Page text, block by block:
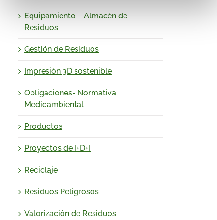
Equipamiento – Almacén de
Residuos
Gestión de Residuos
Impresión 3D sostenible
Obligaciones- Normativa
Medioambiental
Productos
Proyectos de I+D+I
Reciclaje
Residuos Peligrosos
Valorización de Residuos